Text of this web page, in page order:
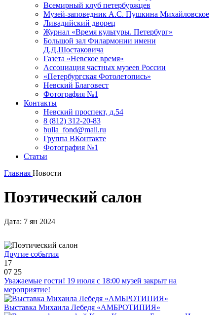
Всемирный клуб петербуржцев
Музей-заповедник А.С. Пушкина Михайловское
Ливадийский дворец
Журнал «Время культуры. Петербург»
Большой зал Филармонии имени
Д.Д.Шостаковича
Газета «Невское время»
Ассоциация частных музеев России
«Петербургская Фотолетопись»
Невский Благовест
Фотография №1
Контакты
Невский проспект, д.54
8 (812) 312-20-83
bulla_fond@mail.ru
Группа ВКонтакте
Фотография №1
Статьи
Главная Новости
Поэтический салон
Дата: 7 ян 2024
Другие события
17
07 25
Уважаемые гости! 19 июля с 18:00 музей закрыт на
мероприятие!
Выставка Михаила Лебедя «АМБРОТИПИЯ»